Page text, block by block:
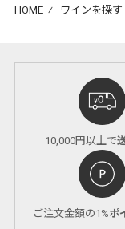
HOME ⁄ ワインを探す
10,000円以上で
ご注文金額の1%ポ